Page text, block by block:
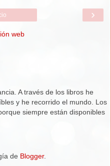
›
web
A través de los libros he
y he recorrido el mundo. Los
siempre están disponibles
de Blogger.